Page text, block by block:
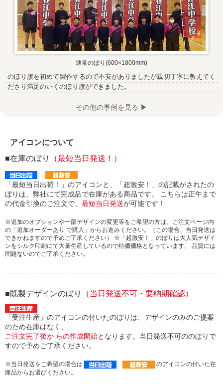
通常のぼり(600×1800mm)
のぼり旗を初めて製作するので不安がありましたが親切丁寧に教えてく
ださり満足のいくのぼり旗ができました。
その他の事例を見る ▶
アイコンについて
■在庫のぼり
（最短当日発送！）
「最短当日出荷！」のアイコンと、「超激安！」の記載がされたの
ぼりは、弊社にて完成品で在庫がある商品です。 こちらは正午まで
の代金引換のご注文で、 最短当日発送が可能です！
※追加のオプションや一部デザインの変更等をご希望の方は、ご注文ページ内
の「追加オーダーあり で購入」からお進みください。（この場合、当日発送は
できかねますので予めご了承ください） ※「超激安！」のぼりは大人気デザイ
ンをシルク印刷にて大量生産しているので特価価格となっています。 品質には
問題ないのでご了承ください。
■既製デザインのぼり （当日発送不可・要納期確認）
「受注生産」のアイコンの付いたのぼりは、デザインのみのご提案
のため在庫はなく、
ご注文完了後か らの作成開始となります。当日発送不可ののぼりで
すので予めご了承ください。
※当日発送をご希望の場合は
のアイコンの付いた在
庫品からお選びください。